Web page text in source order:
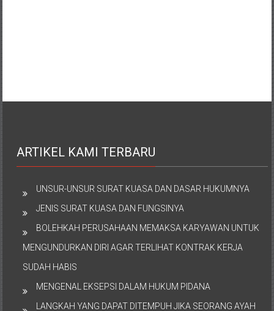
ARTIKEL KAMI TERBARU
UNSUR-UNSUR SURAT KUASA DAN DASAR HUKUMNYA
JENIS SURAT KUASA DAN FUNGSINYA
BOLEHKAH PERUSAHAAN MEMAKSA KARYAWAN UNTUK
MENGUNDURKAN DIRI AGAR TERLIHAT KONTRAK KERJA
SUDAH HABIS
MENGENAL EKSEPSI DALAM HUKUM PIDANA
LANGKAH YANG DAPAT DITEMPUH JIKA SEORANG AYAH